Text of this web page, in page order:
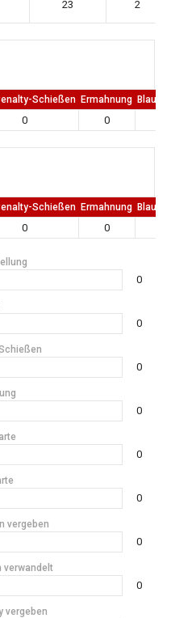
23 2
Schießen Ermahnung Blaue
0 0
Schießen Ermahnung Blaue
0 0
0
0
0
0
0
0
vergeben
0
verwandelt
0
vergeben